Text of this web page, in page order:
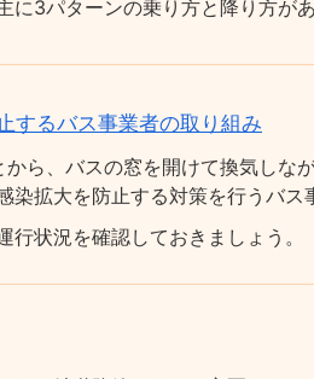
3パターンの乗り方と降り方があ
するバス事業者の取り組み
ら、バスの窓を開けて換気しな
拡大を防止する対策を行うバス
状況を確認しておきましょう。